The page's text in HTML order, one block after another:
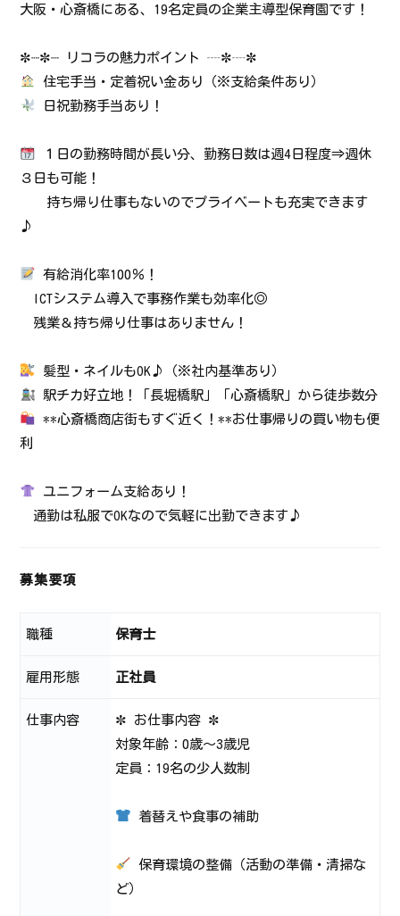
大阪・心斎橋にある、19名定員の企業主導型保育園です！
✼┈✼┈ リコラの魅力ポイント ┈✼┈✼
住宅手当・定着祝い金あり（※支給条件あり）
日祝勤務手当あり！
１日の勤務時間が長い分、勤務日数は週4日程度⇒週休
３日も可能！
持ち帰り仕事もないのでプライベートも充実できます
♪
有給消化率100％！
ICTシステム導入で事務作業も効率化◎
残業＆持ち帰り仕事はありません！
髪型・ネイルもOK♪（※社内基準あり）
駅チカ好立地！「長堀橋駅」「心斎橋駅」から徒歩数分
**心斎橋商店街もすぐ近く！**お仕事帰りの買い物も便
利
ユニフォーム支給あり！
通勤は私服でOKなので気軽に出勤できます♪
募集要項
職種 保育士
雇用形態 正社員
仕事内容
✼ お仕事内容 ✼
対象年齢：0歳～3歳児
定員：19名の少人数制
着替えや食事の補助
保育環境の整備（活動の準備・清掃な
ど）